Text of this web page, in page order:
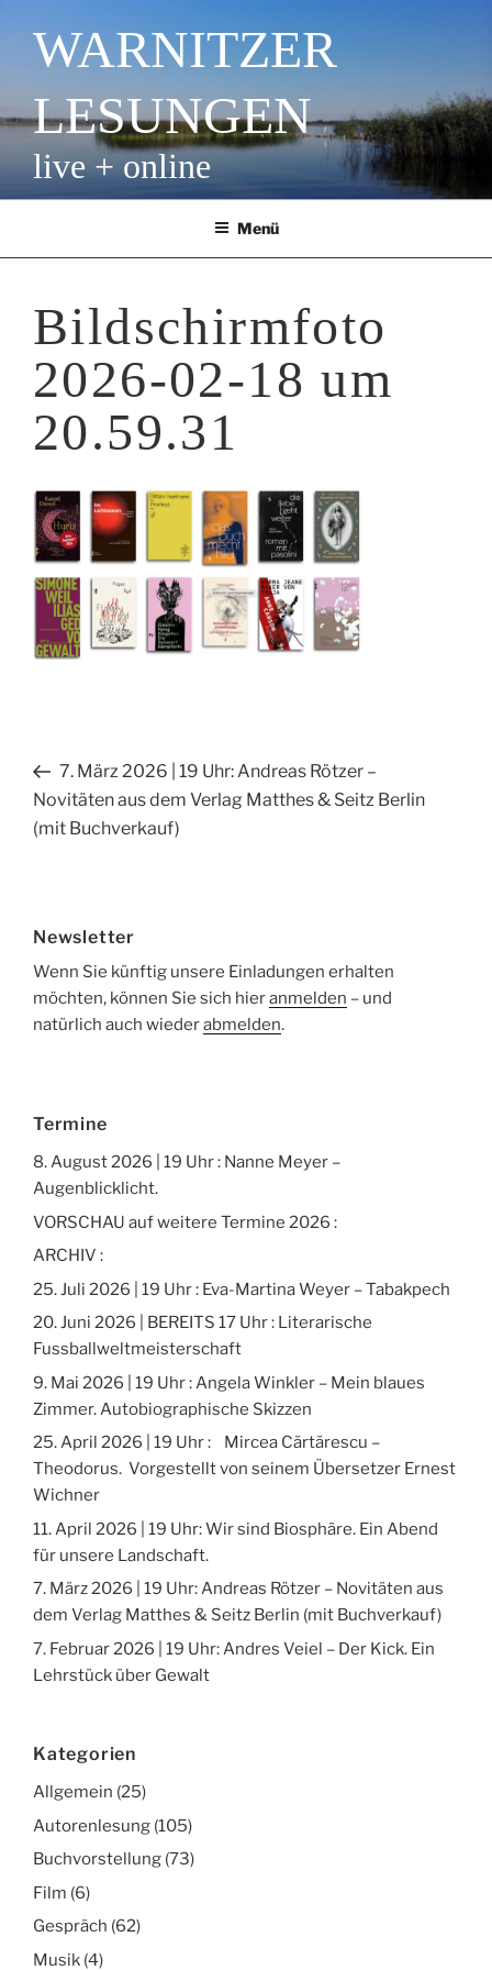
Inhalt
springenWARNITZER
LESUNGEN
live + online
Menü
Bildschirmfoto
2026-02-18 um
20.59.31
Beitragsnavigation
Vorheriger
Beitrag
7. März 2026 | 19 Uhr: Andreas Rötzer –
Novitäten aus dem Verlag Matthes & Seitz Berlin
(mit Buchverkauf)
Newsletter
Wenn Sie künftig unsere Einladungen erhalten
möchten, können Sie sich hieranmelden – und
natürlich auch wiederabmelden.
Termine
8. August 2026 | 19 Uhr : Nanne Meyer –
Augenblicklicht.
VORSCHAU auf weitere Termine 2026 :
ARCHIV :
25. Juli 2026 | 19 Uhr : Eva-Martina Weyer – Tabakpech
20. Juni 2026 | BEREITS 17 Uhr : Literarische
Fussballweltmeisterschaft
9. Mai 2026 | 19 Uhr : Angela Winkler – Mein blaues
Zimmer. Autobiographische Skizzen
25. April 2026 | 19 Uhr : Mircea Cărtărescu –
Theodorus. Vorgestellt von seinem Übersetzer Ernest
Wichner
11. April 2026 | 19 Uhr: Wir sind Biosphäre. Ein Abend
für unsere Landschaft.
7. März 2026 | 19 Uhr: Andreas Rötzer – Novitäten aus
dem Verlag Matthes & Seitz Berlin (mit Buchverkauf)
7. Februar 2026 | 19 Uhr: Andres Veiel – Der Kick. Ein
Lehrstück über Gewalt
Kategorien
Allgemein (25)
Autorenlesung (105)
Buchvorstellung (73)
Film (6)
Gespräch (62)
Musik (4)